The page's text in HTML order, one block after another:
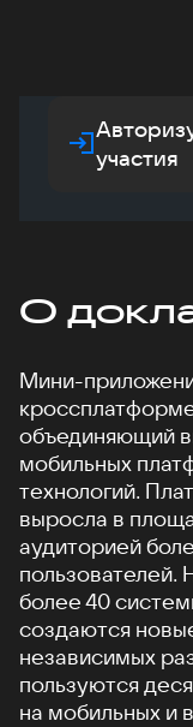
участия
О
Мини-
объединяющий
мобильных
технологий.
выросла в
аудиторией
более 40
создаются
независимых
пользуются
на мобильных и